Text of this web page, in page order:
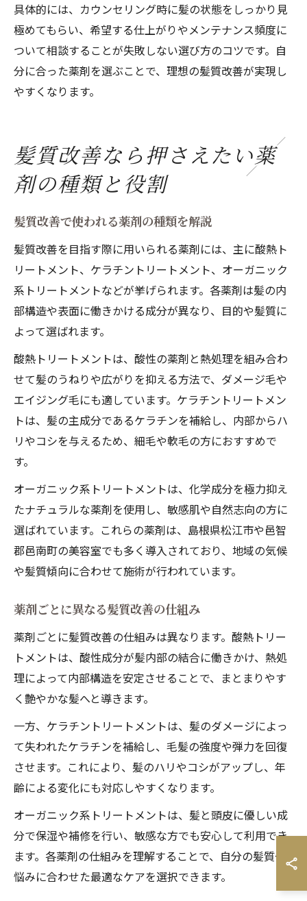
具体的には、カウンセリング時に髪の状態をしっかり見
極めてもらい、希望する仕上がりやメンテナンス頻度に
ついて相談することが失敗しない選び方のコツです。自
分に合った薬剤を選ぶことで、理想の髪質改善が実現し
やすくなります。
髪質改善なら押さえたい薬
剤の種類と役割
髪質改善で使われる薬剤の種類を解説
髪質改善を目指す際に用いられる薬剤には、主に酸熱ト
リートメント、ケラチントリートメント、オーガニック
系トリートメントなどが挙げられます。各薬剤は髪の内
部構造や表面に働きかける成分が異なり、目的や髪質に
よって選ばれます。
酸熱トリートメントは、酸性の薬剤と熱処理を組み合わ
せて髪のうねりや広がりを抑える方法で、ダメージ毛や
エイジング毛にも適しています。ケラチントリートメン
トは、髪の主成分であるケラチンを補給し、内部からハ
リやコシを与えるため、細毛や軟毛の方におすすめで
す。
オーガニック系トリートメントは、化学成分を極力抑え
たナチュラルな薬剤を使用し、敏感肌や自然志向の方に
選ばれています。これらの薬剤は、島根県松江市や邑智
郡邑南町の美容室でも多く導入されており、地域の気候
や髪質傾向に合わせて施術が行われています。
薬剤ごとに異なる髪質改善の仕組み
薬剤ごとに髪質改善の仕組みは異なります。酸熱トリー
トメントは、酸性成分が髪内部の結合に働きかけ、熱処
理によって内部構造を安定させることで、まとまりやす
く艶やかな髪へと導きます。
一方、ケラチントリートメントは、髪のダメージによっ
て失われたケラチンを補給し、毛髪の強度や弾力を回復
させます。これにより、髪のハリやコシがアップし、年
齢による変化にも対応しやすくなります。
オーガニック系トリートメントは、髪と頭皮に優しい成
分で保湿や補修を行い、敏感な方でも安心して利用でき
ます。各薬剤の仕組みを理解することで、自分の髪質や
悩みに合わせた最適なケアを選択できます。